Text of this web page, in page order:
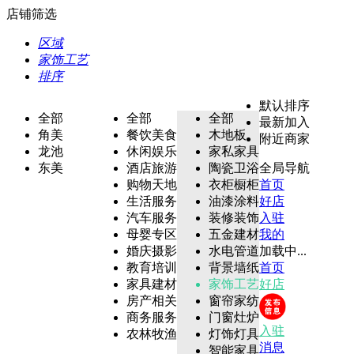
店铺筛选
区域
家饰工艺
排序
全部
角美
龙池
东美
全部
餐饮美食
休闲娱乐
酒店旅游
购物天地
生活服务
汽车服务
母婴专区
婚庆摄影
教育培训
家具建材
房产相关
商务服务
农林牧渔
全部
木地板
家私家具
陶瓷卫浴
衣柜橱柜
油漆涂料
装修装饰
五金建材
水电管道
背景墙纸
家饰工艺
窗帘家纺
门窗灶炉
灯饰灯具
智能家具
默认排序
最新加入
附近商家
全局导航
首页
好店
入驻
我的
加载中...
首页
好店
入驻
消息